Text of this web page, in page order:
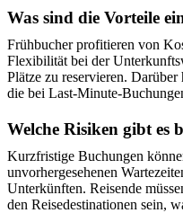
Was sind die Vorteile
Frühbucher profitieren von
Flexibilität bei der
Plätze zu reservieren.
die bei Last-Minute-
Welche Risiken gibt es
Kurzfristige Buchungen
unvorhergesehenen
Unterkünften. Reisende
den Reisedestinationen sein,